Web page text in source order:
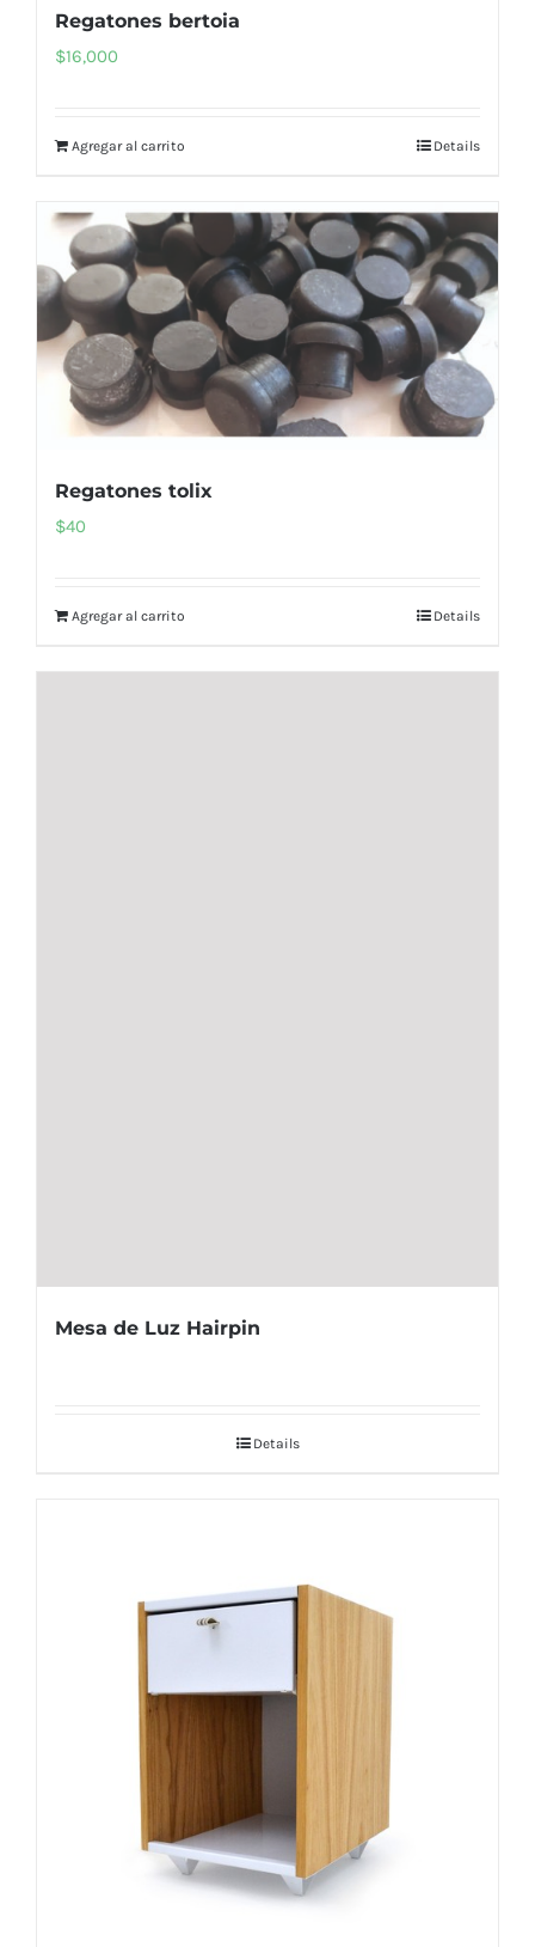
Regatones bertoia
$16,000
Agregar al carrito Details
Regatones tolix
$40
Agregar al carrito Details
Mesa de Luz Hairpin
Details